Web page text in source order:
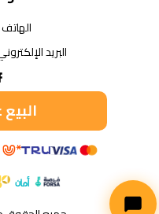
البريد